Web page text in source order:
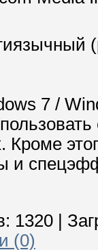
7 /
Кроме
и
1320 |
(0)